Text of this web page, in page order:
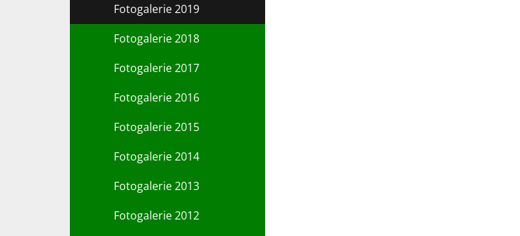
Fotogalerie 2019
Fotogalerie 2018
Fotogalerie 2017
Fotogalerie 2016
Fotogalerie 2015
Fotogalerie 2014
Fotogalerie 2013
Fotogalerie 2012